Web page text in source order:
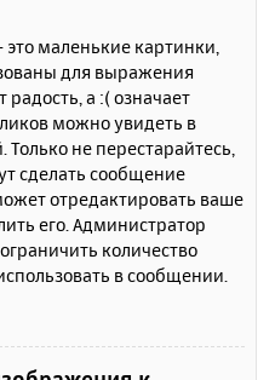
маленькие картинки,
для выражения
а :( означает
можно увидеть в
не перестарайтесь,
сделать сообщение
отредактировать ваше
его. Администратор
количество
в сообщении.